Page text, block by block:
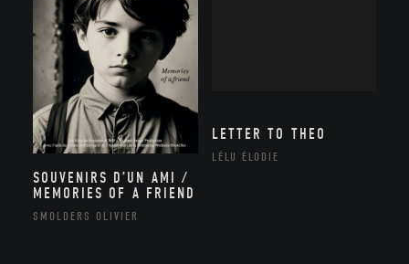
SOUVENIRS D’UN AMI /
MEMORIES OF A FRIEND
SMOLDERS OLIVIER
LETTER TO THEO
LÉLU ÉLODIE